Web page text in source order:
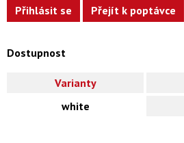
Přihlásit se Přejít k poptávce
Dostupnost
Varianty
white